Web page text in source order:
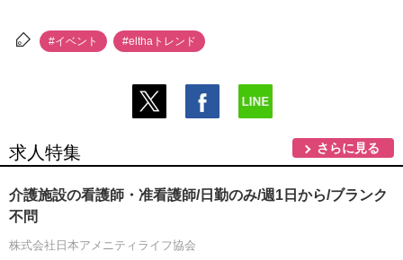
#イベント #elthaトレンド
求人特集 さらに見る
介護施設の看護師・准看護師/日勤のみ/週1日から/ブランク
不問
株式会社日本アメニティライフ協会